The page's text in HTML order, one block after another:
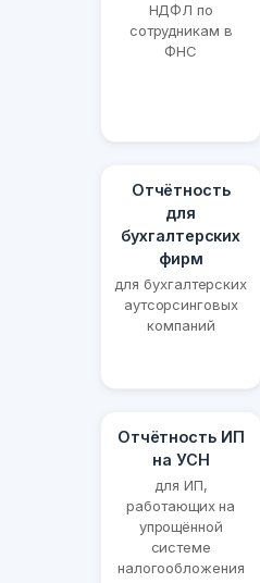
НДФЛ по
сотрудникам в
ФНС
Отчётность
для
бухгалтерских
фирм
для бухгалтерских
аутсорсинговых
компаний
Отчётность ИП
на УСН
для ИП,
работающих на
упрощённой
системе
налогообложения